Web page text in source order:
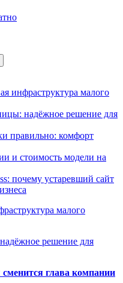
инфраструктура малого
надёжное решение для
правильно: комфорт
и стоимость модели на
почему устаревший сайт
малого
решение для
глава компании